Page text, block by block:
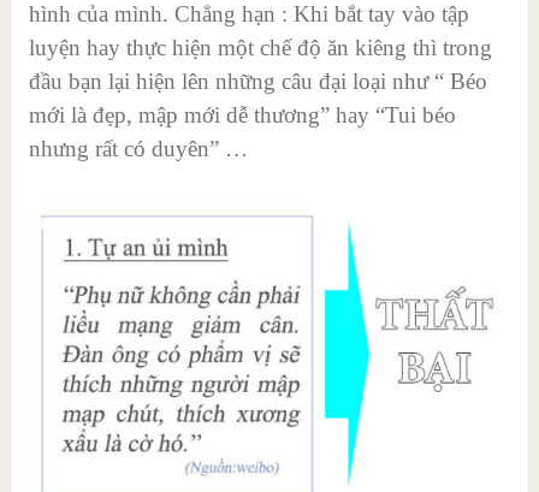
hình của mình. Chẳng hạn : Khi bắt tay vào tập
luyện hay thực hiện một chế độ ăn kiêng thì trong
đầu bạn lại hiện lên những câu đại loại như “ Béo
mới là đẹp, mập mới dễ thương” hay “Tui béo
nhưng rất có duyên” …